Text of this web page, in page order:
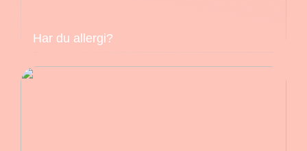
Har du allergi?